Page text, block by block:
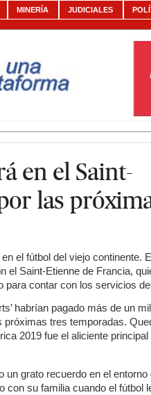
MINERÍA JUDICIALES
en el Saint-
las
el fútbol del viejo continente.
el Saint-Etienne de Francia,
contar con los servicios del
habrían pagado más de un
próximas tres temporadas.
2019 fue el aliciente principal
un grato recuerdo en el entorno
con su familia cuando el fútbol